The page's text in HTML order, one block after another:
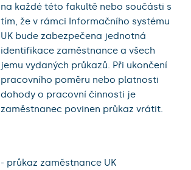
na každé této fakultě nebo součásti s
tím, že v rámci Informačního systému
UK bude zabezpečena jednotná
identifikace zaměstnance a všech
jemu vydaných průkazů. Při ukončení
pracovního poměru nebo platnosti
dohody o pracovní činnosti je
zaměstnanec povinen průkaz vrátit.
- průkaz zaměstnance UK